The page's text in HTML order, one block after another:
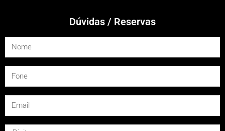
Dúvidas / Reservas